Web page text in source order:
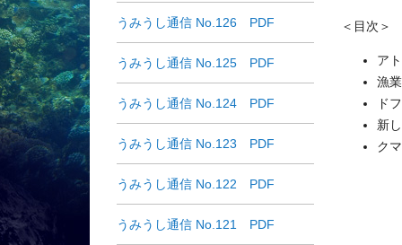
うみうし通信 No.126 PDF
うみうし通信 No.125 PDF
うみうし通信 No.124 PDF
うみうし通信 No.123 PDF
うみうし通信 No.122 PDF
うみうし通信 No.121 PDF
＜目次＞
ア
漁
ド
新
ク